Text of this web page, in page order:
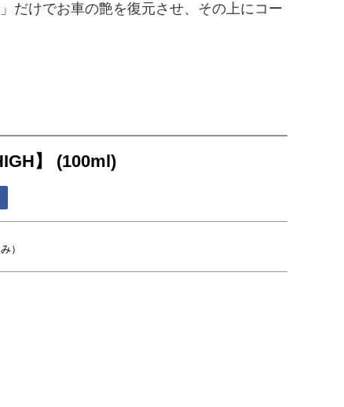
だけでお車の艶を復元させ、その上にコー
】 (100ml)
）